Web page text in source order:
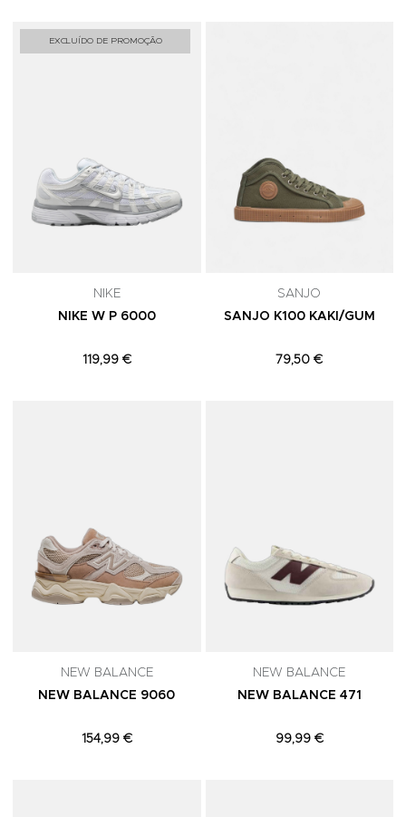
EXCLUÍDO DE PROMOÇÃO
NIKE
NIKE W P 6000
119,99 €
SANJO
SANJO K100 KAKI/GUM
79,50 €
NEW BALANCE
NEW BALANCE 9060
154,99 €
NEW BALANCE
NEW BALANCE 471
99,99 €